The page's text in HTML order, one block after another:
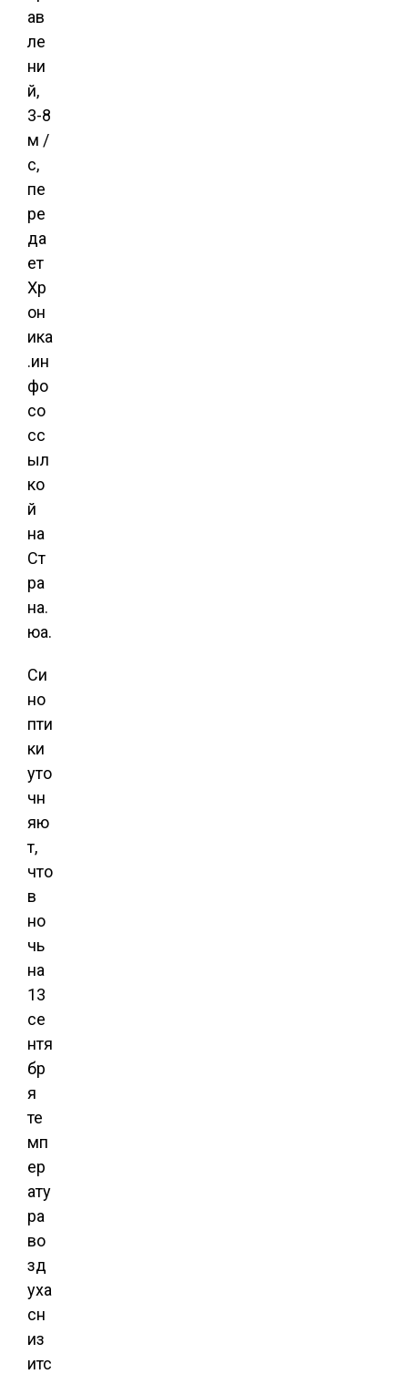
ав
ле
ни
й,
3-8
м /
с,
пе
ре
да
ет
Хр
он
ика
.ин
фо
со
сс
ыл
ко
й
на
Ст
ра
на.
юа.
Си
но
пти
ки
уто
чн
яю
т,
что
в
но
чь
на
13
се
нтя
бр
я
те
мп
ер
ату
ра
во
зд
уха
сн
из
итс